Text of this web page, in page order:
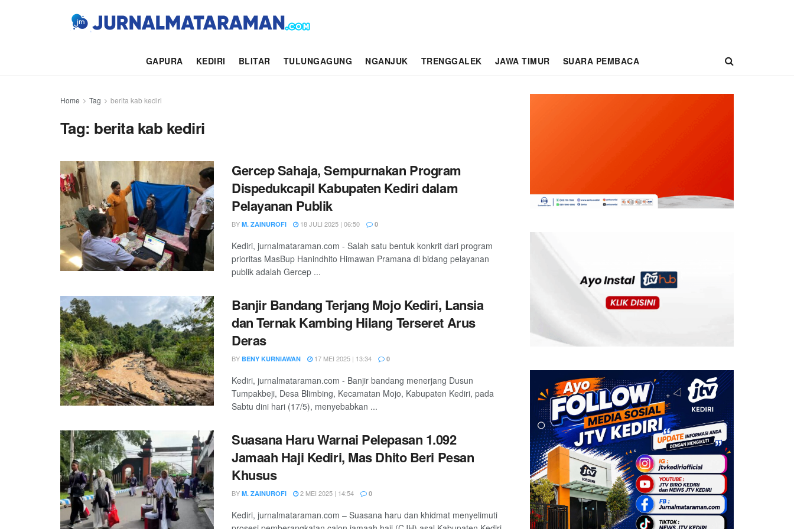
GAPURA KEDIRI BLITAR TULUNGAGUNG NGANJUK TRENGGALEK JAWA TIMUR SUARA PEMBACA
Home Tag berita kab kediri
Tag: berita kab kediri
Gercep Sahaja, Sempurnakan Program
Dispedukcapil Kabupaten Kediri dalam
Pelayanan Publik
BY M. ZAINUROFI 18 JULI 2025 | 06:50 0
Kediri, jurnalmataraman.com - Salah satu bentuk konkrit dari program
prioritas MasBup Hanindhito Himawan Pramana di bidang pelayanan
publik adalah Gercep ...
Banjir Bandang Terjang Mojo Kediri, Lansia
dan Ternak Kambing Hilang Terseret Arus
Deras
BY BENY KURNIAWAN 17 MEI 2025 | 13:34 0
Kediri, jurnalmataraman.com - Banjir bandang menerjang Dusun
Tumpakbeji, Desa Blimbing, Kecamatan Mojo, Kabupaten Kediri, pada
Sabtu dini hari (17/5), menyebabkan ...
Suasana Haru Warnai Pelepasan 1.092
Jamaah Haji Kediri, Mas Dhito Beri Pesan
Khusus
BY M. ZAINUROFI 2 MEI 2025 | 14:54 0
Kediri, jurnalmataraman.com – Suasana haru dan khidmat menyelimuti